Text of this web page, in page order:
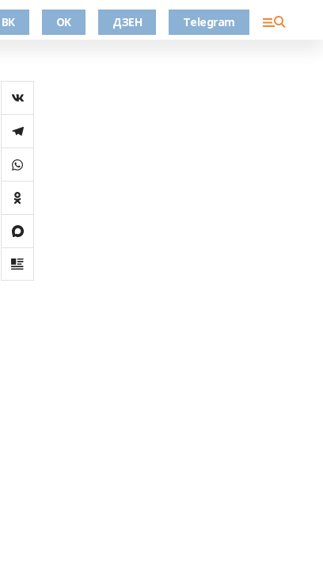
ВК OK ДЗЕН Telegram